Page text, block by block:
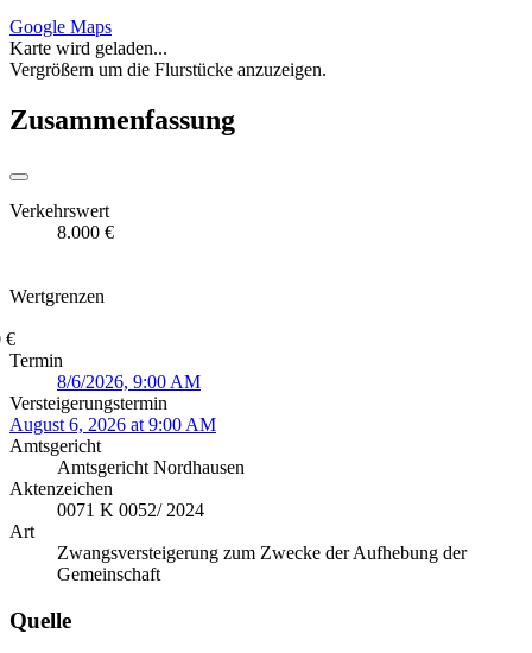
Google Maps
Karte wird geladen...
Vergrößern um die Flurstücke anzuzeigen.
Zusammenfassung
Verkehrswert
8.000 €
Wertgrenzen
€
Termin
8/6/2026, 9:00 AM
Versteigerungstermin
August 6, 2026 at 9:00 AM
Amtsgericht
Amtsgericht Nordhausen
Aktenzeichen
0071 K 0052/ 2024
Art
Zwangsversteigerung zum Zwecke der Aufhebung der
Gemeinschaft
Quelle